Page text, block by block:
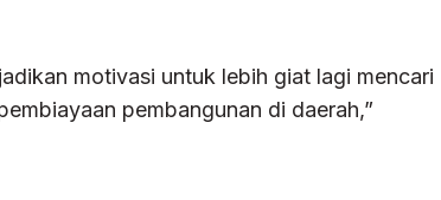
motivasi untuk lebih giat lagi mencari
pembangunan di daerah,”